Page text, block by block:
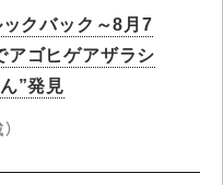
クバック～8月7
ゴヒゲアザラシ
”発見